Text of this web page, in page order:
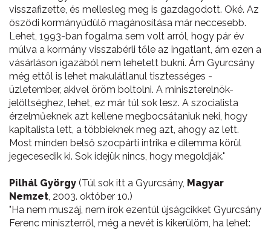
visszafizette, és mellesleg meg is gazdagodott. Oké. Az
öszödi kormányüdülő magánosítása már neccesebb.
Lehet, 1993-ban fogalma sem volt arról, hogy pár év
múlva a kormány visszabérli tőle az ingatlant, ám ezen a
vásárláson igazából nem lehetett bukni. Ám Gyurcsány
még ettől is lehet makulátlanul tisztességes -
üzletember, akivel öröm boltolni. A miniszterelnök-
jelöltséghez, lehet, ez már túl sok lesz. A szocialista
érzelműeknek azt kellene megbocsátaniuk neki, hogy
kapitalista lett, a többieknek meg azt, ahogy az lett.
Most minden belső szocpárti intrika e dilemma körül
jegecesedik ki. Sok idejük nincs, hogy megoldják."
Pilhál György (Túl sok itt a Gyurcsány, Magyar
Nemzet, 2003. október 10.)
"Ha nem muszáj, nem írok ezentúl újságcikket Gyurcsány
Ferenc miniszterről, még a nevét is kikerülöm, ha lehet: